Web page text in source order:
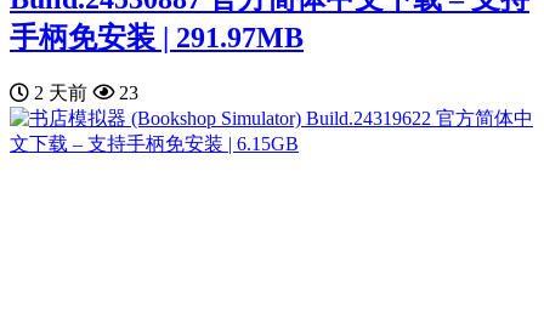
手柄免安装 | 291.97MB
2 天前 23